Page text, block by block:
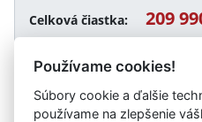
Celková čiastka: 209
Návrat späť
Používame cookies!
Súbory cookie a ďalšie
používame na zlepšenie